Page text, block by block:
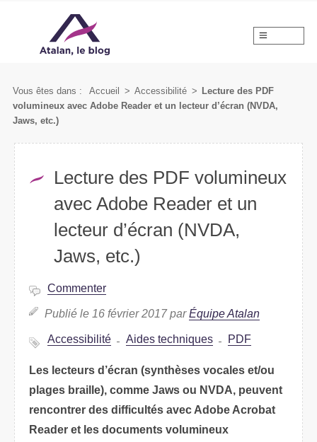
Vous êtes dans : Accueil > Accessibilité >
Lecture des PDF
volumineux avec Adobe Reader et un lecteur d’écran (NVDA,
Jaws, etc.)
Lecture des PDF volumineux
avec Adobe Reader et un
lecteur d’écran (NVDA,
Jaws, etc.)
Commenter
Publié le 16 février 2017 parÉquipe Atalan
Accessibilité Aides techniques PDF
Les lecteurs d’écran (synthèses vocales et/ou
plages braille), comme Jaws ou NVDA, peuvent
rencontrer des difficultés avec Adobe Acrobat
Reader et les documents volumineux